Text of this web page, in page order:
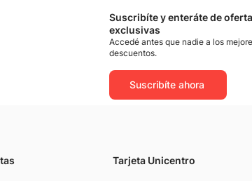
Suscribíte y enteráte de
exclusivas
Accedé antes que nadie a los
descuentos.
Suscribíte ahora
Tarjeta Unicentro